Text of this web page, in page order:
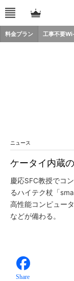
料金プラン 工事不要
ニュース
ケータイ内蔵
慶応SFC教授でコ
るハイテク杖「
高性能コンピュー
などが備わる。
Share